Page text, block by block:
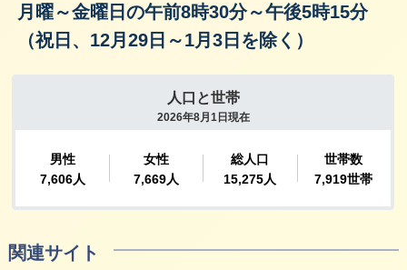
月曜～金曜日の午前8時30分～午後5時15分
（祝日、12月29日～1月3日を除く）
関連サイト